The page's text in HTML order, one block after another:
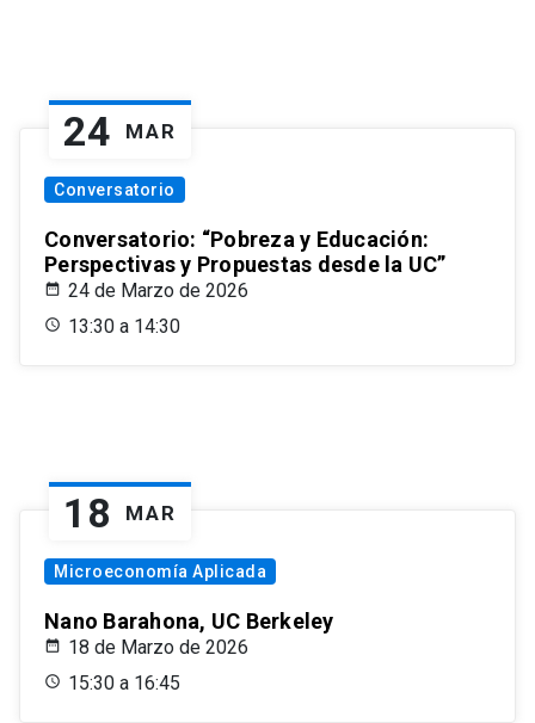
24 MAR
Conversatorio
Conversatorio: “Pobreza y Educación:
Perspectivas y Propuestas desde la UC”
24 de Marzo de 2026
13:30 a 14:30
18 MAR
Microeconomía Aplicada
Nano Barahona, UC Berkeley
18 de Marzo de 2026
15:30 a 16:45